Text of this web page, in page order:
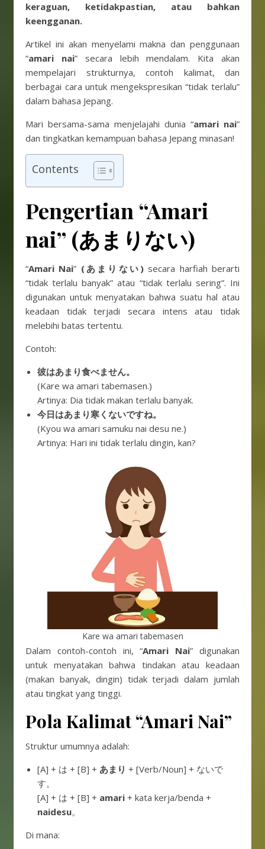
keraguan, ketidakpastian, atau bahkan
keengganan.
Artikel ini akan menyelami makna dan penggunaan
“amari nai” secara lebih mendalam. Kita akan
mempelajari strukturnya, contoh kalimat, dan
berbagai cara untuk mengekspresikan “tidak terlalu”
dalam bahasa Jepang.
Mari bersama-sama menjelajahi dunia “amari nai”
dan tingkatkan kemampuan bahasa Jepang minasan!
Contents
Pengertian “Amari
nai” (あまりない)
“Amari Nai” (あまりない) secara harfiah berarti
“tidak terlalu banyak” atau “tidak terlalu sering”. Ini
digunakan untuk menyatakan bahwa suatu hal atau
keadaan tidak terjadi secara intens atau tidak
melebihi batas tertentu.
Contoh:
彼はあまり食べません。
(Kare wa amari tabemasen.)
Artinya: Dia tidak makan terlalu banyak.
今日はあまり寒くないですね。
(Kyou wa amari samuku nai desu ne.)
Artinya: Hari ini tidak terlalu dingin, kan?
Kare wa amari tabemasen
Dalam contoh-contoh ini, “Amari Nai” digunakan
untuk menyatakan bahwa tindakan atau keadaan
(makan banyak, dingin) tidak terjadi dalam jumlah
atau tingkat yang tinggi.
Pola Kalimat“Amari Nai”
Struktur umumnya adalah:
[A] + は + [B] + あまり + [Verb/Noun] + ないで
す。
[A] + は + [B] + amari + kata kerja/benda +
naidesu。
Di mana: